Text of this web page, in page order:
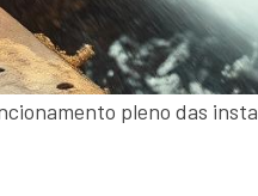
pleno das